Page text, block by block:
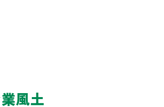
風土